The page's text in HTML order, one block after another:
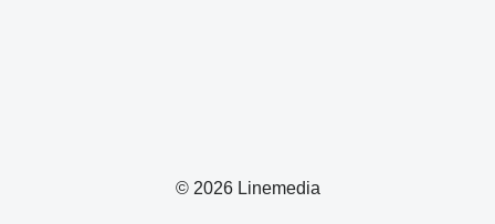
© 2026 Linemedia